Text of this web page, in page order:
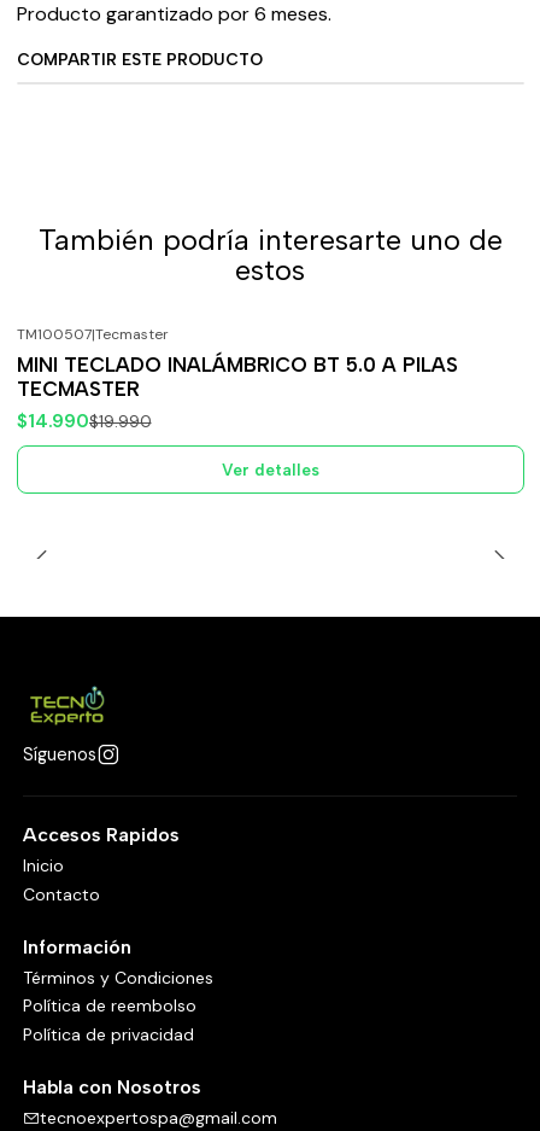
Producto garantizado por 6 meses.
COMPARTIR ESTE PRODUCTO
También podría interesarte uno de
estos
Agotado
TM100507|Tecmaster
MINI TECLADO INALÁMBRICO BT 5.0 A PILAS
TECMASTER
$14.990$19.990
Ver detalles
Síguenos
Accesos Rapidos
Inicio
Contacto
Información
Términos y Condiciones
Política de reembolso
Política de privacidad
Habla con Nosotros
tecnoexpertospa@gmail.com